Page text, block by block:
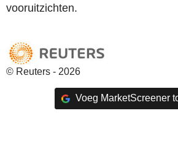
vooruitzichten.
© Reuters - 2026
Voeg MarketScreener